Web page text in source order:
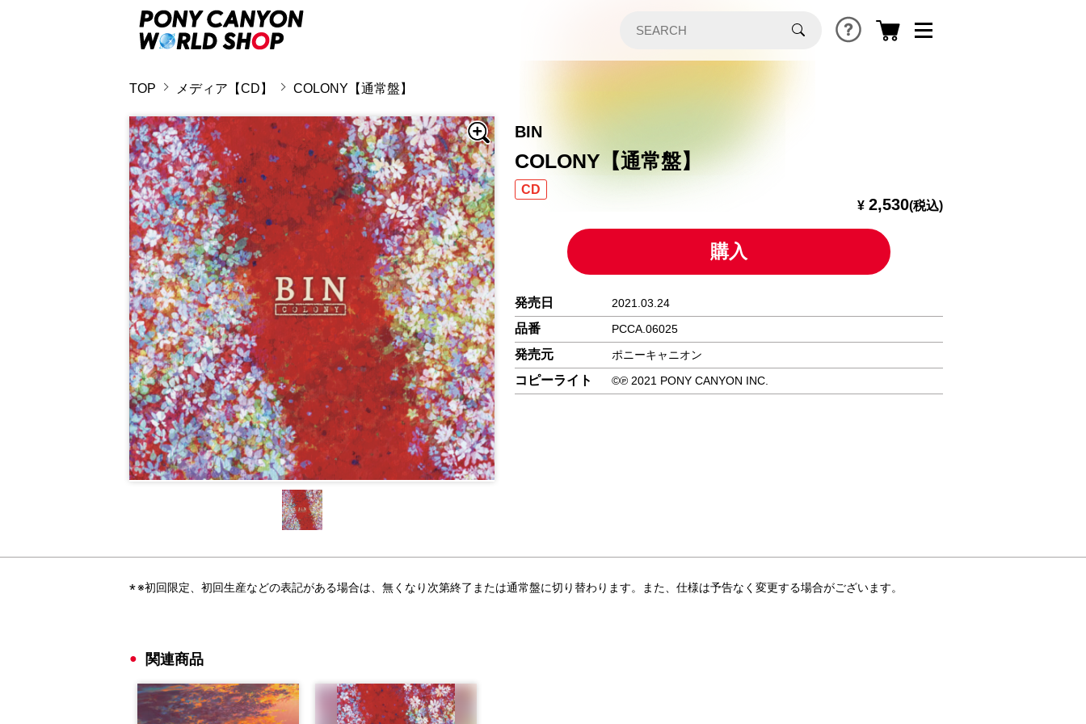
TOP メディア【CD】 COLONY【通常盤】
BIN
COLONY【通常盤】
CD
¥ 2,530(税込)
購入
発売日 2021.03.24
品番 PCCA.06025
発売元 ポニーキャニオン
コピーライト ©℗ 2021 PONY CANYON INC.
※初回限定、初回生産などの表記がある場合は、無くなり次第終了または通常盤に切り替わります。また、仕様は予告なく変更する場合がございます。
関連商品